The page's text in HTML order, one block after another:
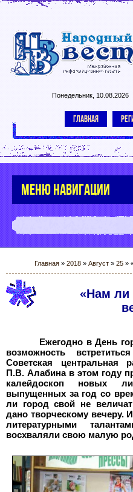
Понедельник, 10.08.2026
ГЛАВНАЯ
МЕНЮ НАВИГАЦИИ
Главная » 2018 » Август » 25 »
«Нам ли
Ежегодно в День
возможность
Советская центральная
П.В. Алабина в этом году
калейдоскоп новых
выпущенных за год со
ли город свой не
дано творческому вечеру.
литературными
восхваляли свою малую